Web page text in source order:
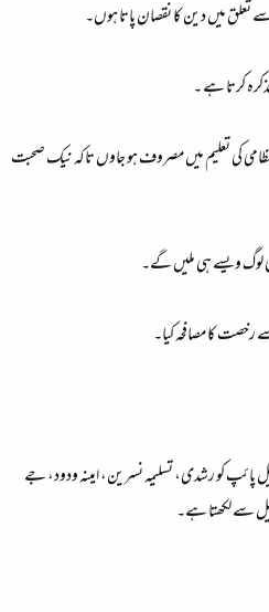
تعلق میں دین کا نقصان پاتا ہوں۔
کرتا ہے ۔
نظامی کی تعلیم میں مصروف ہو جاوں تاکہ نیک صحبت
لوگ ویسے ہی ملیں گے۔
رخصت کا مصافحہ کیا۔
پائپ کو رشدی، تسلیمہ نسرین، امینہ ودود، جے
سے لکھتا ہے۔